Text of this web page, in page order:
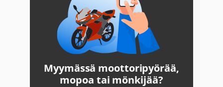
Myymässä moottoripyörää,
mopoa tai mönkijää?